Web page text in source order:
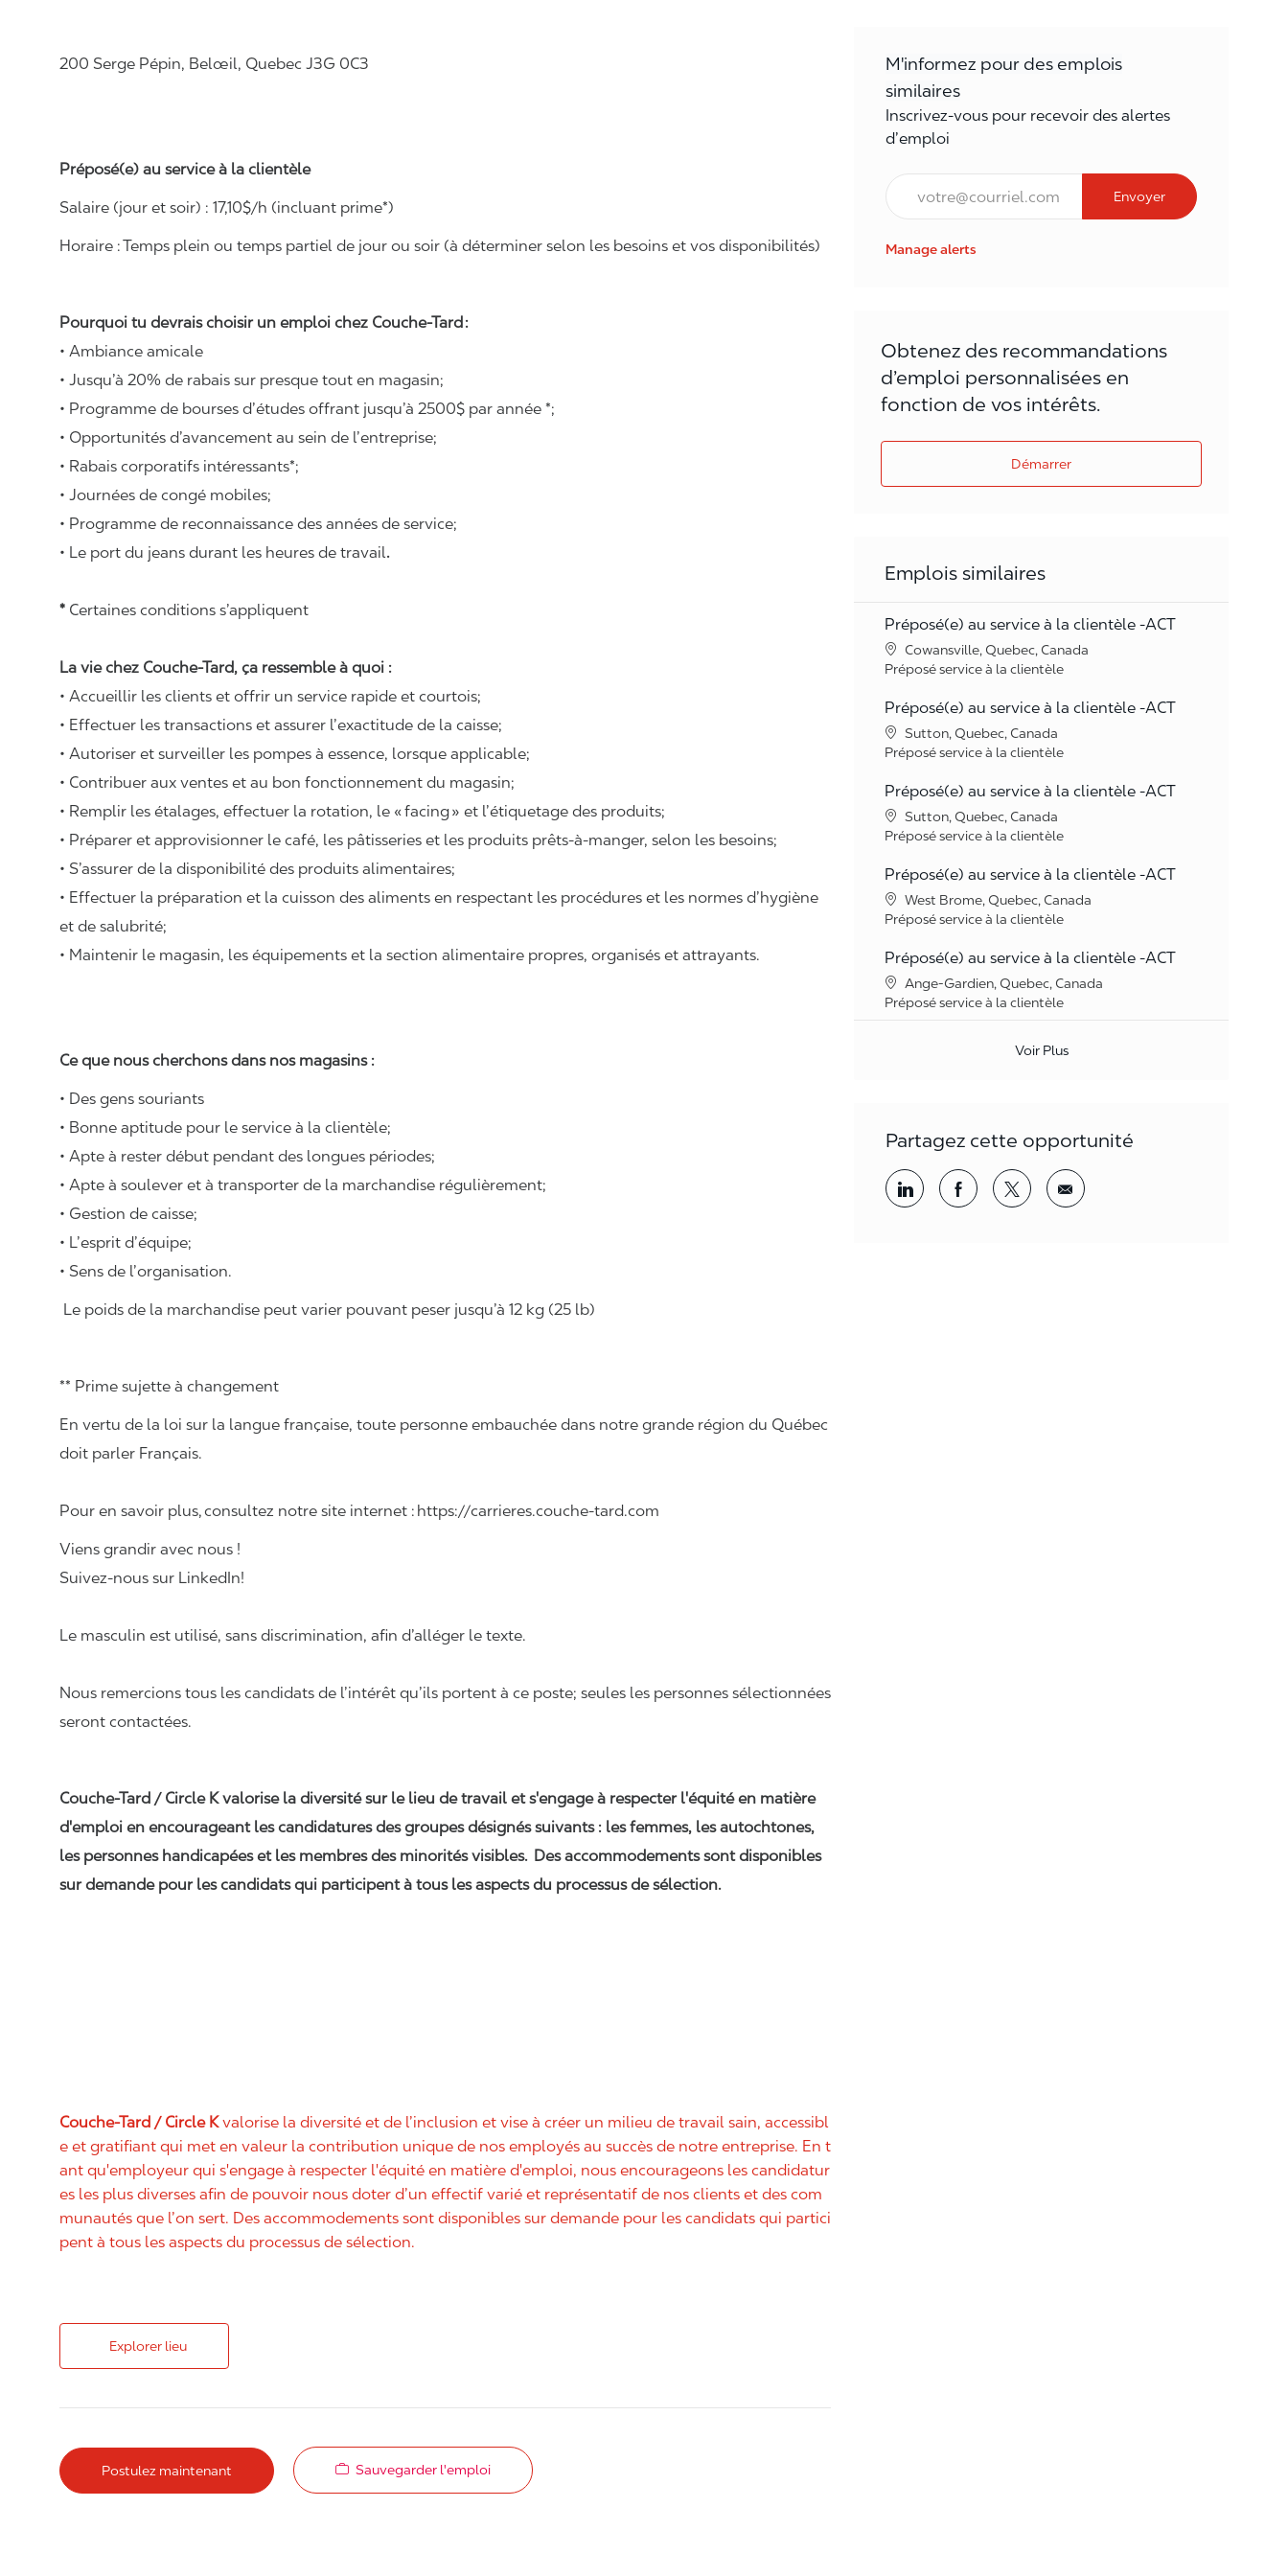
200 Serge Pépin, Belœil, Quebec J3G 0C3
Préposé(e) au service à la clientèle
Salaire (jour et soir) : 17,10$/h (incluant prime*)
Horaire :Temps plein ou temps partiel de jour ou soir (à déterminer selon les besoins et vos disponibilités)
Pourquoi tu devrais choisir un emploi chez Couche-Tard :
• Ambiance amicale
• Jusqu’à 20% de rabais sur presque tout en magasin;
• Programme de bourses d’études offrant jusqu’à 2500$ par année *;
• Opportunités d’avancement au sein de l’entreprise;
• Rabais corporatifs intéressants*;
• Journées de congé mobiles;
• Programme de reconnaissance des années de service;
• Le port du jeans durant les heures de travail.
* Certaines conditions s’appliquent
La vie chez Couche-Tard, ça ressemble à quoi :
• Accueillir les clients et offrir un service rapide et courtois;
• Effectuer les transactions et assurer l’exactitude de la caisse;
• Autoriser et surveiller les pompes à essence, lorsque applicable;
• Contribuer aux ventes et au bon fonctionnement du magasin;
• Remplir les étalages, effectuer la rotation, le «facing» et l’étiquetage des produits;
• Préparer et approvisionner le café, les pâtisseries et les produits prêts-à-manger, selon les besoins;
• S’assurer de la disponibilité des produits alimentaires;
• Effectuer la préparation et la cuisson des aliments en respectant les procédures et les normes d’hygiène
et de salubrité;
• Maintenir le magasin, les équipements et la section alimentaire propres, organisés et attrayants.
Ce que nous cherchons dans nos magasins :
• Des gens souriants
• Bonne aptitude pour le service à la clientèle;
• Apte à rester début pendant des longues périodes;
• Apte à soulever et à transporter de la marchandise régulièrement;
• Gestion de caisse;
• L’esprit d’équipe;
• Sens de l’organisation.
Le poids de la marchandise peut varier pouvant peser jusqu’à 12 kg (25 lb)
** Prime sujette à changement
En vertu de la loi sur la langue française, toute personne embauchée dans notre grande région du Québec
doit parler Français.
Pour en savoir plus, consultez notre site internet : https://carrieres.couche-tard.com
Viens grandir avec nous !
Suivez-nous sur LinkedIn!
Le masculin est utilisé, sans discrimination, afin d’alléger le texte.
Nous remercions tous les candidats de l’intérêt qu’ils portent à ce poste; seules les personnes sélectionnées
seront contactées.
Couche-Tard / Circle K valorise la diversité sur le lieu de travail et s'engage à respecter l'équité en matière
d'emploi en encourageant les candidatures des groupes désignés suivants : les femmes, les autochtones,
les personnes handicapées et les membres des minorités visibles. Des accommodements sont disponibles
sur demande pour les candidats qui participent à tous les aspects du processus de sélection.
Couche-Tard / Circle Kvalorise la diversité et de l’inclusion et vise à créer un milieu de travail sain, accessibl
e et gratifiant qui met en valeur la contribution unique de nos employés au succès de notre entreprise. En t
ant qu'employeur qui s'engage à respecter l'équité en matière d'emploi, nous encourageons les candidatur
es les plus diverses afin de pouvoir nous doter d’un effectif varié et représentatif de nos clients et des com
munautés que l’on sert. Des accommodements sont disponibles sur demande pour les candidats qui partici
pent à tous les aspects du processus de sélection.
Explorer lieu
Postulez maintenant Sauvegarder l'emploi
M'informez pour des emplois
similaires
Inscrivez-vous pour recevoir des alertes
d’emploi
Courriel*
Envoyer
Manage alerts
Obtenez des recommandations
d’emploi personnalisées en
fonction de vos intérêts.
Démarrer
Emplois similaires
Préposé(e) au service à la clientèle -ACT
LieuCowansville, Quebec, Canada
Catégorie
Préposé service à la clientèle
Préposé(e) au service à la clientèle -ACT
LieuSutton, Quebec, Canada
Catégorie
Préposé service à la clientèle
Préposé(e) au service à la clientèle -ACT
LieuSutton, Quebec, Canada
Catégorie
Préposé service à la clientèle
Préposé(e) au service à la clientèle -ACT
LieuWest Brome, Quebec, Canada
Catégorie
Préposé service à la clientèle
Préposé(e) au service à la clientèle -ACT
LieuAnge-Gardien, Quebec, Canada
Catégorie
Préposé service à la clientèle
Voir Plus
Partagez cette opportunité
Partager par LinkedIn
Partager par Facebook
<span style='background-color:
<span style='background-